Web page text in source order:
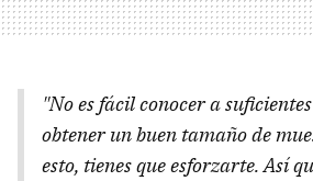
"No es fácil conocer a
obtener un buen tamaño de
esto, tienes que esforzarte. Así